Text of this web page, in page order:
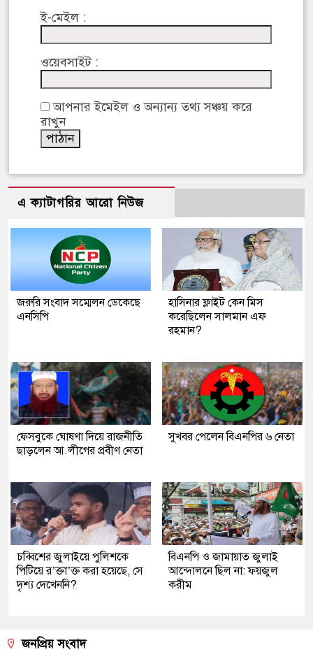
ই-মেইল :
ওয়েবসাইট :
আপনার ইমেইল ও অন্যান্য তথ্য সঞ্চয় করে
রাখুন
এ ক্যাটাগরির আরো নিউজ
জরুরি সংবাদ সম্মেলন ডেকেছে
এনসিপি
হাসিনার ফ্লাইট কেন মিস
করেছিলেন সালমান এফ
রহমান?
ফেসবুকে ঘোষণা দিয়ে রাজনীতি
ছাড়লেন আ.লীগের প্রবীণ নেতা
সুখবর পেলেন বিএনপির ৬ নেতা
চব্বিশের জুলাইয়ে পুলিশকে
পিটিয়ে র’ক্তা’ক্ত করা হয়েছে, সে
দৃশ্য দেখেননি?
বিএনপি ও জামায়াত জুলাই
আন্দোলনে ছিল না: ফয়জুল
করীম
জনপ্রিয় সংবাদ